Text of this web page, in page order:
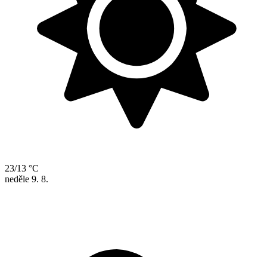
23/13 °C
neděle 9. 8.